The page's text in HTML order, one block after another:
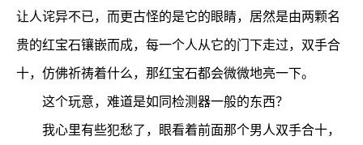
让人诧异不已，而更古怪的是它的眼睛，居然是由两颗名
贵的红宝石镶嵌而成，每一个人从它的门下走过，双手合
十，仿佛祈祷着什么，那红宝石都会微微地亮一下。
这个玩意，难道是如同检测器一般的东西？
我心里有些犯愁了，眼看着前面那个男人双手合十，